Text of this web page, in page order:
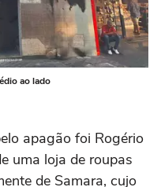
ao lado
apagão foi Rogério
uma loja de roupas
de Samara, cujo